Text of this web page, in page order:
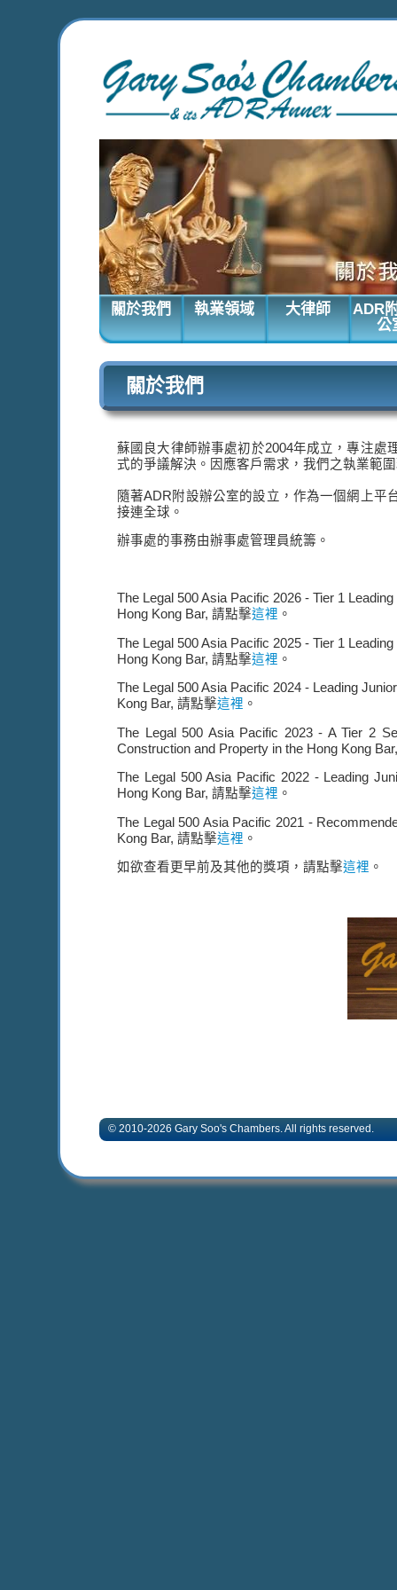
關於我們 執業領域 大律師
ADR
公
關於我們
蘇國良大律師辦事處初於2004年成立，專注處
式的爭議解決。因應客戶需求，我們之執業範
隨著ADR附設辦公室的設立，作為一個網上平
接連全球。
辦事處的事務由辦事處管理員統籌。
The Legal 500 Asia Pacific 2026 - Tier 1
Hong Kong Bar, 請點擊這裡 。
The Legal 500 Asia Pacific 2025 - Tier 1
Hong Kong Bar, 請點擊這裡 。
The Legal 500 Asia Pacific 2024 - Leading
Kong Bar, 請點擊這裡 。
The Legal 500 Asia Pacific 2023 - A Tier 2
Construction and Property in the Hong Kong
The Legal 500 Asia Pacific 2022 - Leading
Hong Kong Bar, 請點擊這裡 。
The Legal 500 Asia Pacific 2021 -
Kong Bar, 請點擊這裡 。
如欲查看更早前及其他的獎項，請點擊這裡 。
© 2010-2026 Gary Soo's Chambers. All rights